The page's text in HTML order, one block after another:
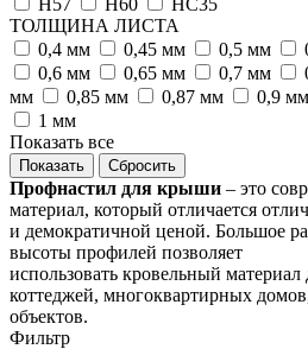
ТОЛЩИНА ЛИСТА
0,4 мм
0,45 мм 0,5 мм
0,6 мм
0,65 мм 0,7 мм
мм
0,85 мм 0,87 мм 0,9 мм
1 мм
Показать все
Сбросить
Профнастил для крыши – это
материал, который отличается
и демократичной ценой. Большое
высоты профилей позволяет
использовать кровельный материал
коттеджей, многоквартирных
объектов.
Фильтр